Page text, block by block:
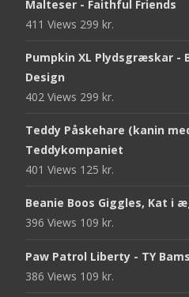
Malteser - Faithful Friends
411 Views 299 kr.
Pumpkin XL Plydsgræskar -
Design
402 Views 299 kr.
Teddy Påskehare (kanin
Teddykompaniet
401 Views 125 kr.
Beanie Boos Giggles, Kat i
396 Views 109 kr.
Paw Patrol Liberty - TY
386 Views 109 kr.